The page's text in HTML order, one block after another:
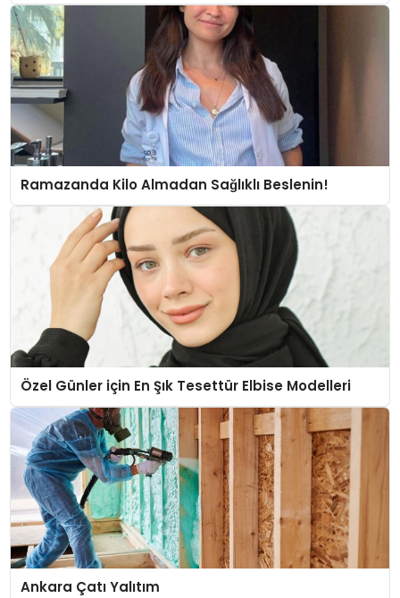
Ramazanda Kilo Almadan Sağlıklı Beslenin!
Özel Günler için En Şık Tesettür Elbise Modelleri
Ankara Çatı Yalıtım